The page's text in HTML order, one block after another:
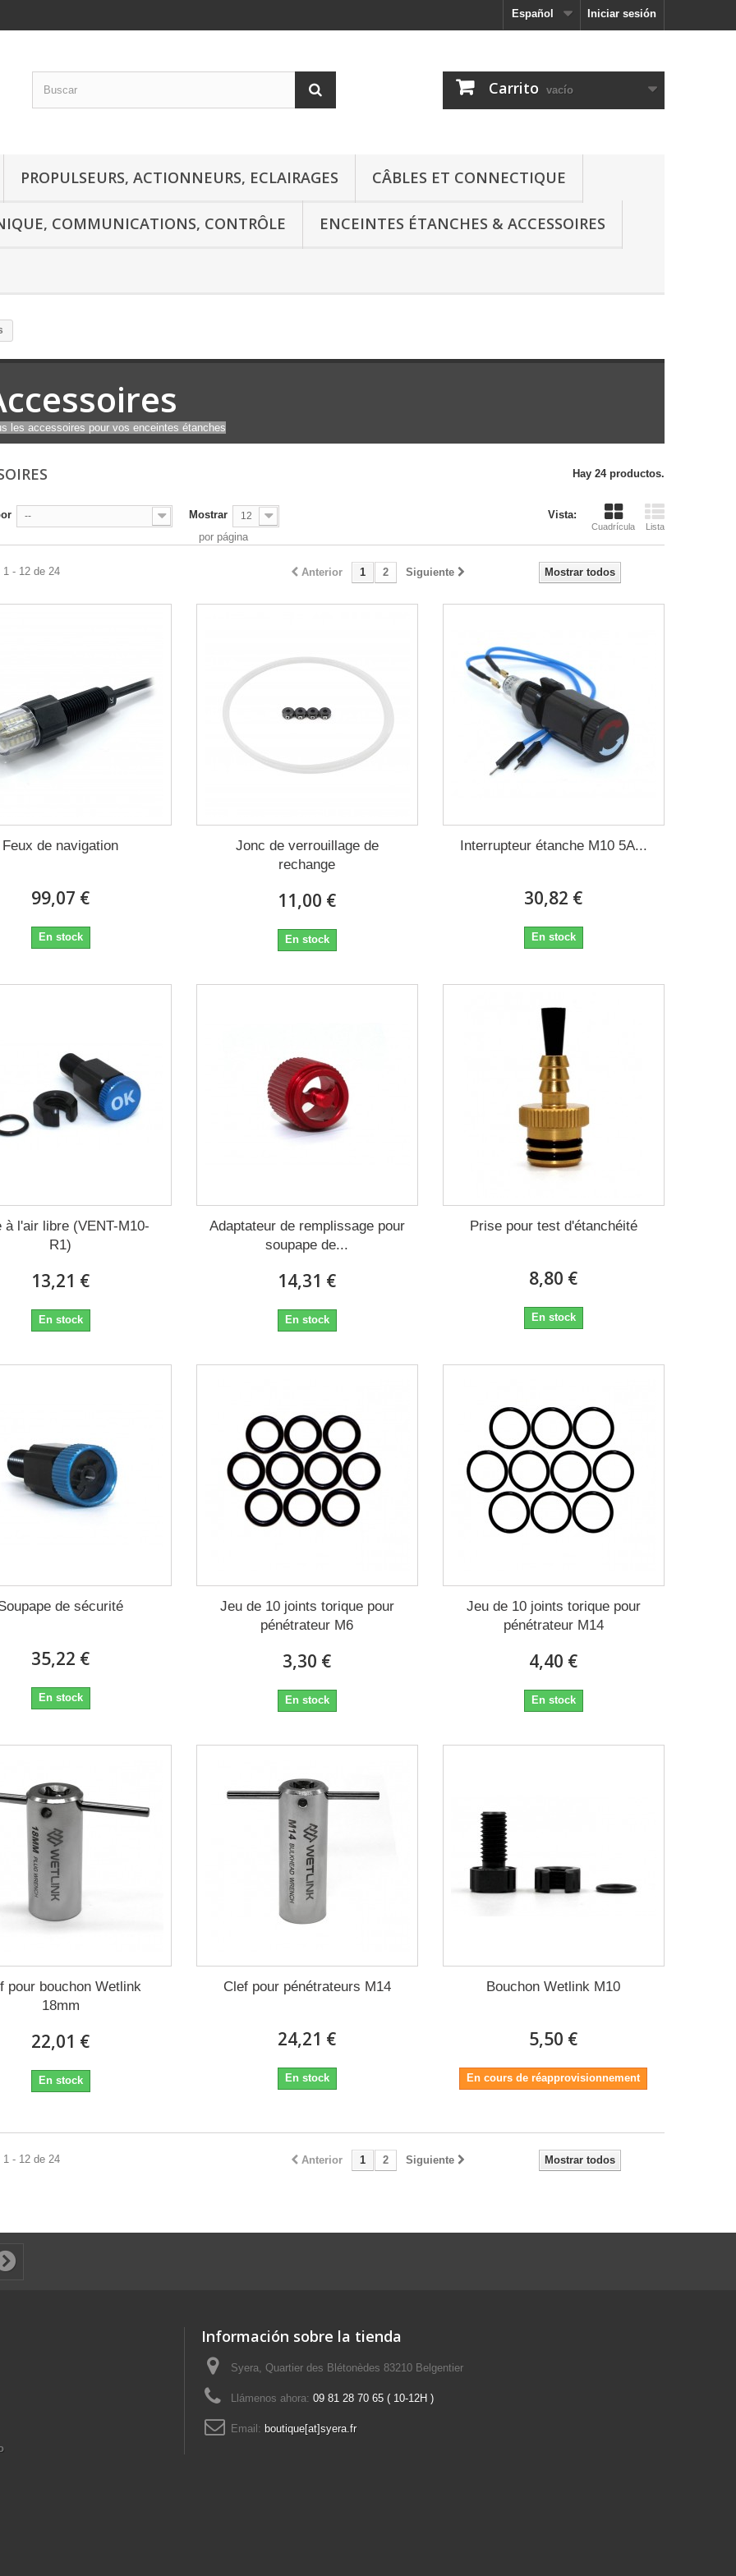
Iniciar sesión
Español
Carrito vacío
PROPULSEURS, ACTIONNEURS, ECLAIRAGES CÂBLES ET CONNECTIQUE
COMMUNICATIONS, CONTRÔLE ENCEINTES ÉTANCHES & ACCESSOIRES
les accessoires pour vos enceintes étanches
Hay 24 productos.
Vista:
Cuadrícula Lista
-- Mostrar 12
por página
Mostrar todos
Anterior 1 2 Siguiente
1 - 12 de 24
Feux de navigation
99,07 €
En stock
Jonc de verrouillage de
rechange
11,00 €
En stock
Interrupteur étanche M10 5A...
30,82 €
En stock
à l'air libre (VENT-M10-
R1)
13,21 €
En stock
Adaptateur de remplissage pour
soupape de...
14,31 €
En stock
Prise pour test d'étanchéité
8,80 €
En stock
de sécurité
35,22 €
En stock
Jeu de 10 joints torique pour
pénétrateur M6
3,30 €
En stock
Jeu de 10 joints torique pour
pénétrateur M14
4,40 €
En stock
pour bouchon Wetlink
18mm
22,01 €
En stock
Clef pour pénétrateurs M14
24,21 €
En stock
Bouchon Wetlink M10
5,50 €
En cours de réapprovisionnement
Mostrar todos
Anterior 1 2 Siguiente
1 - 12 de 24
Información sobre la tienda
Syera, Quartier des Blétonèdes 83210 Belgentier
Llámenos ahora: 09 81 28 70 65 ( 10-12H )
Email: boutique[at]syera.fr